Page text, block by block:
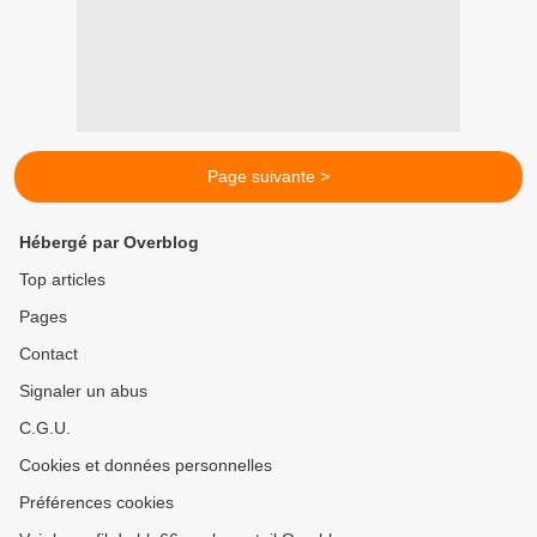
Page suivante >
Hébergé par Overblog
Top articles
Pages
Contact
Signaler un abus
C.G.U.
Cookies et données personnelles
Préférences cookies